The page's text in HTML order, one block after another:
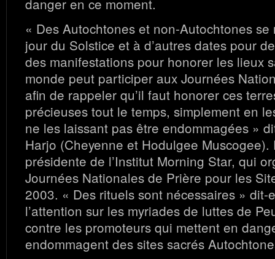
danger en ce moment.
« Des Autochtones et non-Autochtones
jour du Solstice et à d’autres dates pour
des manifestations pour honorer les lieux
monde peut participer aux Journées
afin de rappeler qu’il faut honorer ces
précieuses tout le temps, simplement en
ne les laissant pas être endommagées »
Harjo (Cheyenne et Hodulgee Muscogee).
présidente de l’Institut Morning Star, qui
Journées Nationales de Prière pour les
2003. « Des rituels sont nécessaires » dit-
l’attention sur les myriades de luttes de
contre les promoteurs qui mettent en
endommagent des sites sacrés